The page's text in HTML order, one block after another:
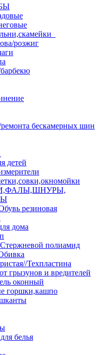
розжиг
бескамерных шин
детей
резиновая
дома
полиамид
Техпластина
грызунов и вредителей
оконный
горшки,кашпо
белья